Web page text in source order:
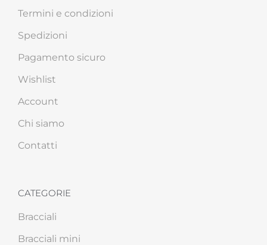
Termini e condizioni
Spedizioni
Pagamento sicuro
Wishlist
Account
Chi siamo
Contatti
CATEGORIE
Bracciali
Bracciali mini